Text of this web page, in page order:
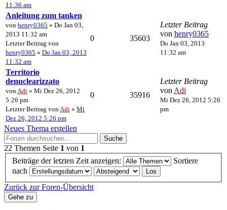
11:36 am
Anleitung zum tanken
von henry0365 » Do Jan 03,
2013 11:32 am
Letzter Beitrag von
henry0365 « Do Jan 03, 2013
11:32 am
0 35603
Letzter Beitrag
von henry0365
Do Jan 03, 2013
11:32 am
Territorio
denuclearizzato
von Adi » Mi Dez 26, 2012
5:26 pm
Letzter Beitrag von Adi « Mi
Dez 26, 2012 5:26 pm
0 35916
Letzter Beitrag
von Adi
Mi Dez 26, 2012 5:26
pm
Neues Thema erstellen
Suche
22 Themen Seite 1 von 1
Beiträge der letzten Zeit anzeigen:
Sortiere
nach
Zurück zur Foren-Übersicht
Gehe zu